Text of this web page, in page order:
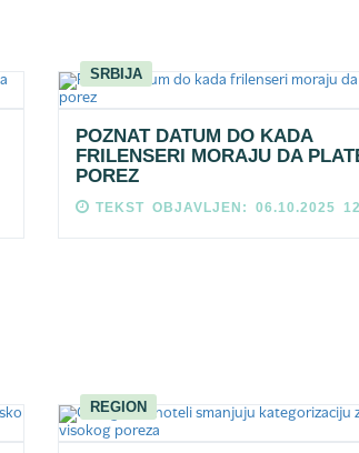
SRBIJA
POZNAT DATUM DO KADA
FRILENSERI MORAJU DA
POREZ
TEKST OBJAVLJEN: 06.10.2025
REGION